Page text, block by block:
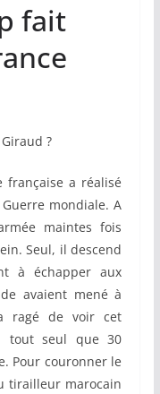
fait
?
française a réalisé
mondiale. A
maintes fois
Seul, il descend
à échapper aux
avaient mené à
ragé de voir cet
tout seul que 30
Pour couronner le
tirailleur marocain